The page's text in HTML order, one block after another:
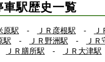
車駅歴史一覧
原駅 - ＪＲ彦根駅 -
駅 - ＪＲ野洲駅 - Ｊ
ＪＲ膳所駅 - ＪＲ大津駅